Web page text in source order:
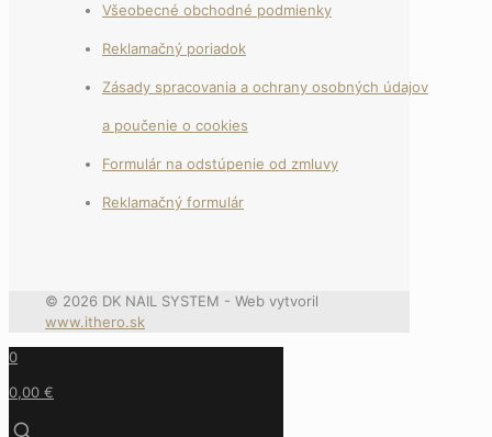
Všeobecné obchodné podmienky
Reklamačný poriadok
Zásady spracovania a ochrany osobných údajov
a poučenie o cookies
Formulár na odstúpenie od zmluvy
Reklamačný formulár
© 2026 DK NAIL SYSTEM - Web vytvoril
www.ithero.sk
0
0,00 €